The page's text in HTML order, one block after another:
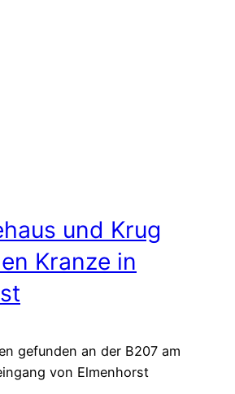
und Krug
Kranze in
gefunden an der B207 am
von Elmenhorst